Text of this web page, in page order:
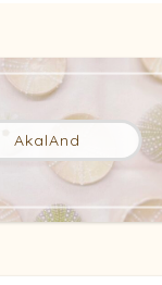
AkalAnd